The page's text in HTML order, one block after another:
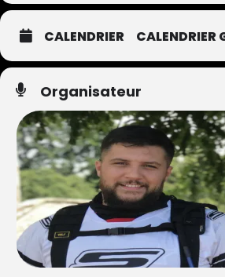
CALENDRIER CALENDRIER
Organisateur